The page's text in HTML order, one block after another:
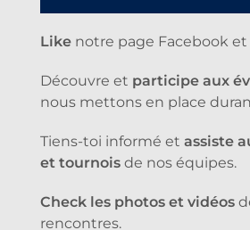
Like notre page Facebook
Découvre et participe aux
nous mettons en place
Tiens-toi informé et assiste
et tournois de nos équipes.
Check les photos et vidéos
rencontres.